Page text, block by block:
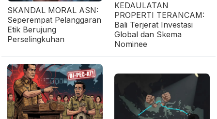
SKANDAL MORAL ASN:
Seperempat Pelanggaran
Etik Berujung
Perselingkuhan
KEDAULATAN
PROPERTI TERANCAM:
Bali Terjerat Investasi
Global dan Skema
Nominee